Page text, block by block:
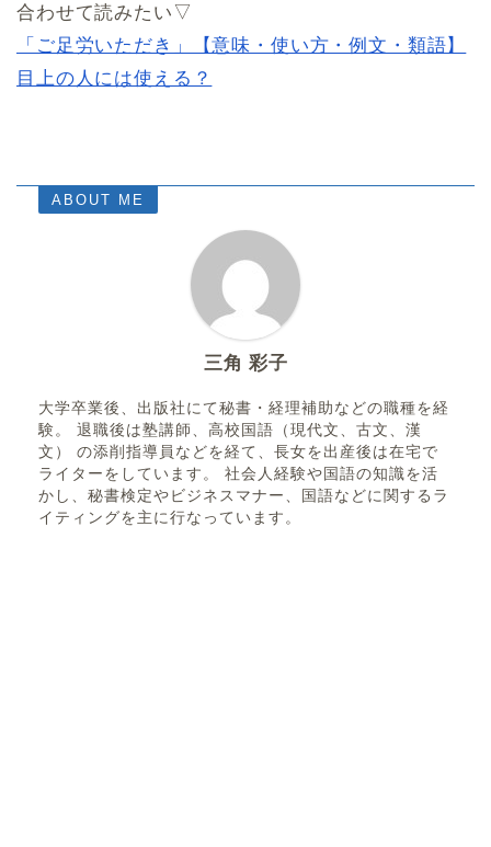
合わせて読みたい▽
「ご足労いただき」【意味・使い方・例文・類語】
目上の人には使える？
ABOUT ME
三角 彩子
大学卒業後、出版社にて秘書・経理補助などの職種を経
験。 退職後は塾講師、高校国語（現代文、古文、漢
文） の添削指導員などを経て、長女を出産後は在宅で
ライターをしています。 社会人経験や国語の知識を活
かし、秘書検定やビジネスマナー、国語などに関するラ
イティングを主に行なっています。